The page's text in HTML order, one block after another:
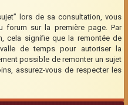
lors de sa consultation, vous
sur la première page. Par
cela signifie que la remontée de
de temps pour autoriser la
possible de remonter un sujet
assurez-vous de respecter les